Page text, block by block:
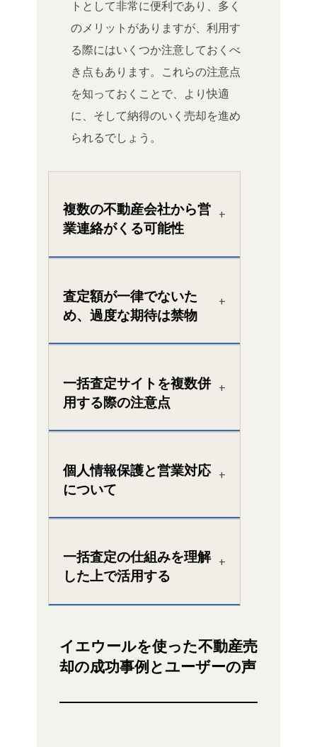
トとして非常に便利であり、多く
のメリットがありますが、利用す
る際にはいくつか注意しておくべ
き点もあります。これらの注意点
を知っておくことで、より快適
に、そして納得のいく売却を進め
られるでしょう。
複数の不動産会社から営
業連絡がくる可能性
査定額が一律でないた
め、過度な期待は禁物
一括査定サイトを複数併
用する際の注意点
個人情報保護と営業対応
について
一括査定の仕組みを理解
した上で活用する
イエウールを使った不動産売
却の成功事例とユーザーの声